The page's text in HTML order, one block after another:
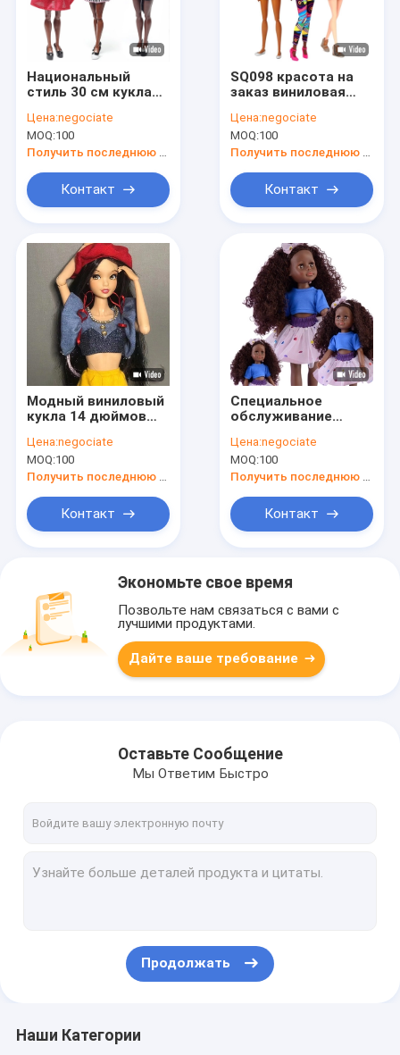
Национальный
стиль 30 см кукла
дизайн различные
наряды стиль Case
Show
Цена:negociate
MOQ:100
Контакт
SQ098 красота на
заказ виниловая
кукла Барби для
девочек подарок
Цена:negociate
MOQ:100
Контакт
Модный виниловый
кукла 14 дюймов
подарка на день
рождения
Цена:negociate
MOQ:100
Получить последнюю цену
Контакт
Специальное
обслуживание
дюймов
Американские
куклы широкий
стилей
Цена:negociate
MOQ:100
Получить последнюю цену
Контакт
Экономьте свое время
Позвольте нам связаться с вами с
лучшими продуктами.
Дайте ваше требование
Оставьте Сообщение
Мы Ответим Быстро
Продолжать
Наши Категории